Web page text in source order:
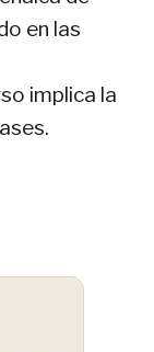
en las
implica la